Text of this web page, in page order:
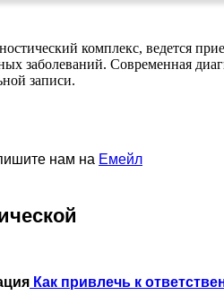
комплекс, ведется
заболеваний. Современная
записи.
нам на Емейл
Как привлечь к